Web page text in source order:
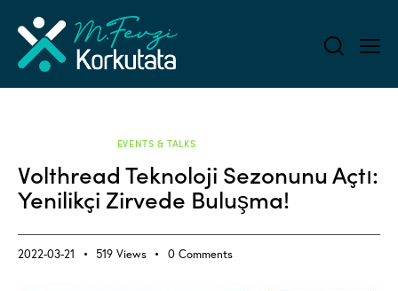
EVENTS & TALKS
Volthread Teknoloji Sezonunu Açtı:
Yenilikçi Zirvede Buluşma!
2022-03-21 519 Views 0 Comments